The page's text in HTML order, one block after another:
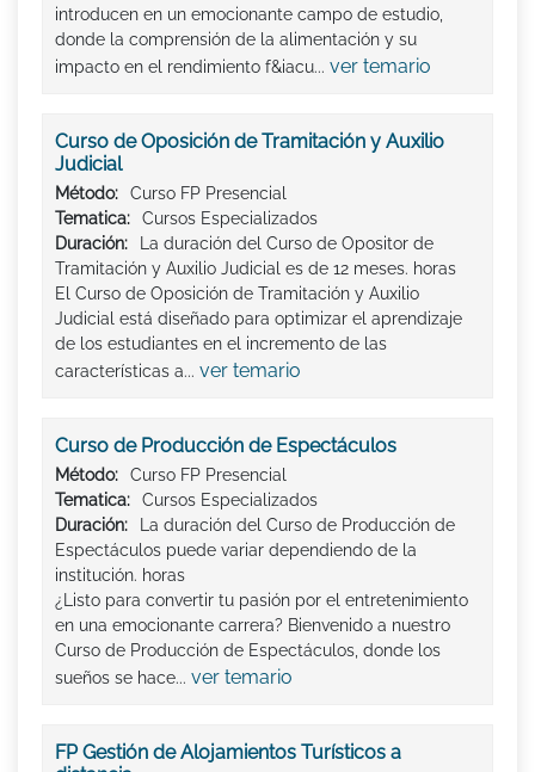
introducen en un emocionante campo de estudio,
donde la comprensión de la alimentación y su
impacto en el rendimiento f&iacu... ver temario
Curso de Oposición de Tramitación y Auxilio
Judicial
Método:
Curso FP Presencial
Tematica:
Cursos Especializados
Duración:
La duración del Curso de Opositor de
Tramitación y Auxilio Judicial es de 12 meses. horas
El Curso de Oposición de Tramitación y Auxilio
Judicial está diseñado para optimizar el aprendizaje
de los estudiantes en el incremento de las
características a... ver temario
Curso de Producción de Espectáculos
Método:
Curso FP Presencial
Tematica:
Cursos Especializados
Duración:
La duración del Curso de Producción de
Espectáculos puede variar dependiendo de la
institución. horas
¿Listo para convertir tu pasión por el entretenimiento
en una emocionante carrera? Bienvenido a nuestro
Curso de Producción de Espectáculos, donde los
sueños se hace... ver temario
FP Gestión de Alojamientos Turísticos a